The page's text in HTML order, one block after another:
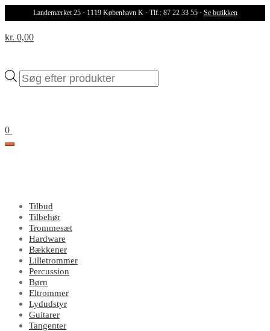
Landemærket 25 · 1119 København K · Tlf.: 87 22 33 55 · Se butikken
Products
search
kr. 0,00
0
Tilbud
Tilbehør
Trommesæt
Hardware
Bækkener
Lilletrommer
Percussion
Børn
Eltrommer
Lydudstyr
Guitarer
Tangenter